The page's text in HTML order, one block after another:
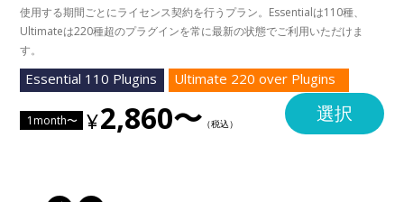
使用する期間ごとにライセンス契約を行うプラン。Essentialは110種、
Ultimateは220種超のプラグインを常に最新の状態でご利用いただけま
す。
Essential 110 Plugins Ultimate 220 over Plugins
1month〜 2,860〜 選択